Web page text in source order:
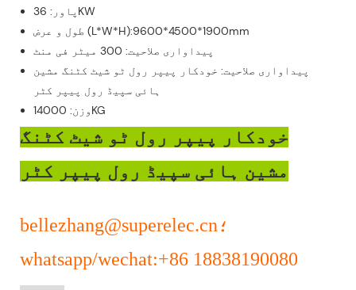
پاور: 36KW
طول و عرض (L*W*H):9600*4500*1900mm
پیداواری صلاحیت: 300 میٹر فی منٹ
پیداواری صلاحیت: خودکار پیپر رول ٹو شیٹ کٹنگ مشین
ہائی سپیڈ رول پیپر کٹر
وزن: 14000KG
خودکار پیپر رول ٹو شیٹ کٹنگ
مشین ہائی سپیڈ رول پیپر کٹر
bellezhang@superelec.cn؛
whatsapp/wechat:+86 18838190080